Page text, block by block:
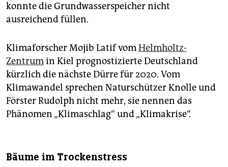
konnte die Grundwasserspeicher nicht
ausreichend füllen.
Klimaforscher Mojib Latif vomHelmholtz-
Zentrumin Kiel prognostizierte Deutschland
kürzlich die nächste Dürre für 2020. Vom
Klimawandel sprechen Naturschützer Knolle und
Förster Rudolph nicht mehr, sie nennen das
Phänomen „Klimaschlag“ und „Klimakrise“.
Bäume im Trockenstress